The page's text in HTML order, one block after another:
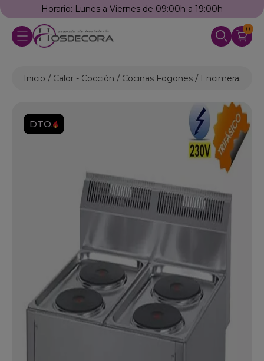
Horario: Lunes a Viernes de 09:00h a 19:00h
0
Inicio Calor - Cocción Cocinas Fogones Encimeras
DTO.